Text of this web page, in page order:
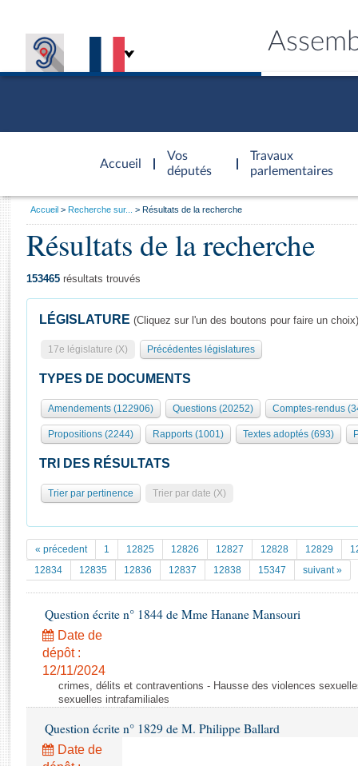
Accueil
d'accueil
Vos
députés
Travaux
parlementaires
Présidence
577 députés
Groupes politiques
Séance publique
Commissions et autres organes
Europe et International
Pétitions
Documents parlementaires
Projets de loi
Propositions de loi
Amendements
Textes adoptés
Rapports d'information
Rapports législatifs
Rapports sur l'application des lois
Général
Rôle et pouvoirs de l'Assemblée
Organisation de l'Assemblée
Présidence Conférence des Présidents Bureau Collège des
Statistiques et chiffres clés
Documents de référence
( Constitution | Règlement de l'Assemblée ... )
Histoire
Juniors
Anciennes législatures
Liens vers les sites publics
Visiter l'Assemblée
Visite virtuelle du palais Bourbon
Assister à une séance
La Bibliothèque
Les archives
Photos libres de droit
Vous
Accueil Recherche sur... Résultats de la recherche
Résultats de la recherche
153465 résultats trouvés
LÉGISLATURE (Cliquez sur l'un des boutons pour faire un choix)
17e législature (X) Précédentes législatures
TYPES DE DOCUMENTS
Amendements (122906) Questions (20252) Comptes-rendus
Propositions (2244) Rapports (1001) Textes adoptés (693)
TRI DES RÉSULTATS
Trier par pertinence Trier par date (X)
« précedent 1 12825 12826 12827 12828 12829
12834
12835 12836 12837 12838 15347 suivant »
Question écrite n° 1844 de Mme Hanane Mansouri
Date de
dépôt :
12/11/2024
crimes, délits et contraventions - Hausse des violences
sexuelles intrafamiliales
Question écrite n° 1829 de M. Philippe Ballard
Date de